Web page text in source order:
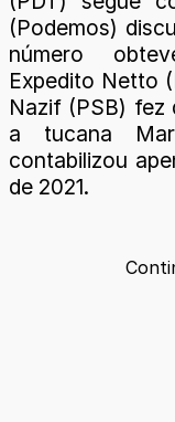
(Podemos)
número
Expedito Netto
Nazif (PSB) fez
a tucana
contabilizou
de 2021.